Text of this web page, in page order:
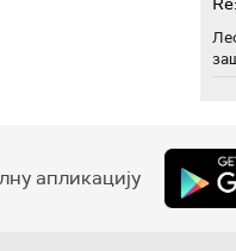
апликацију